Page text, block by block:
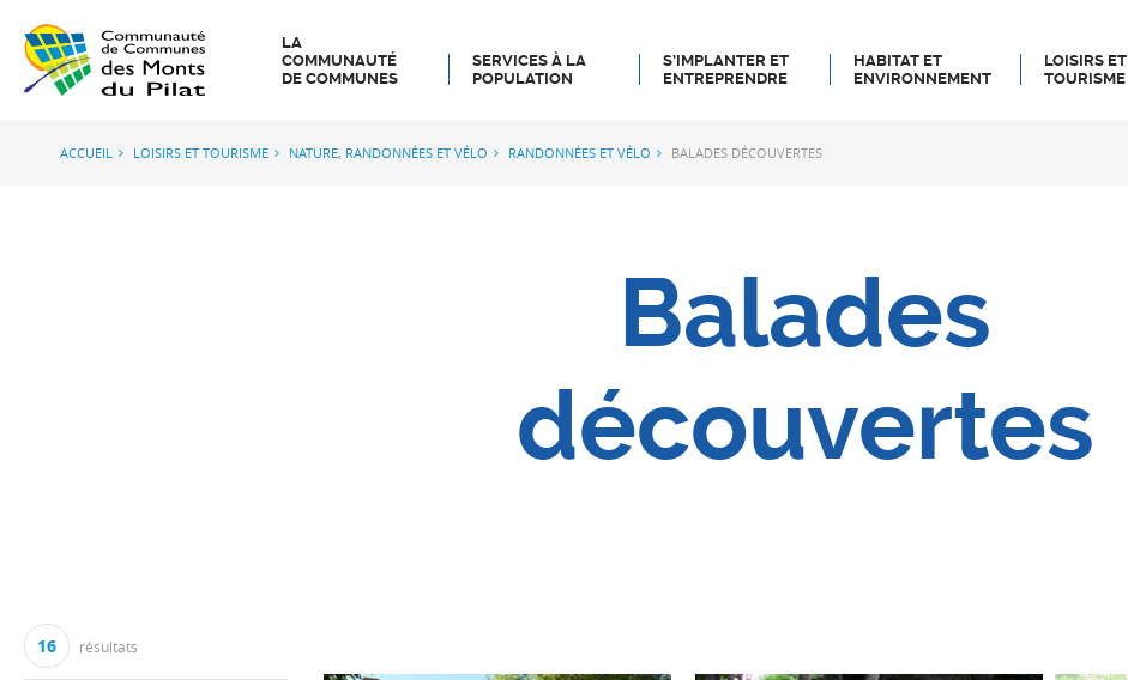
LA
COMMUNAUTÉ
DE COMMUNES
SERVICES À LA
POPULATION
S’IMPLANTER ET
ENTREPRENDRE
HABITAT ET
ENVIRONNEMENT
LOISIRS ET
TOURISME
ACCUEIL LOISIRS ET TOURISME NATURE, RANDONNÉES ET VÉLO RANDONNÉES ET VÉLO BALADES DÉCOUVERTES
Balades
découvertes
16 résultats